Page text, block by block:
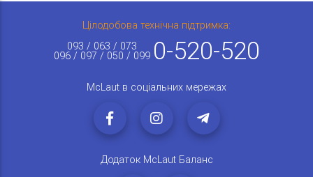
Цілодобова технічна підтримка:
093 / 063 / 073
096 / 097 / 050 / 099 0-520-520
McLaut в соціальних мережах
Додаток McLaut Баланс